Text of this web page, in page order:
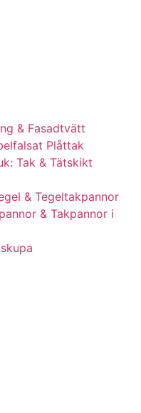
& Fasadtvätt
Plåttak
Tak & Tätskikt
& Tegeltakpannor
& Takpannor i